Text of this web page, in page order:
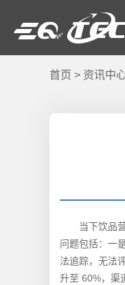
首页 > 资讯中
当下饮品营
问题包括：一
法追踪，无法
升至 60%，渠